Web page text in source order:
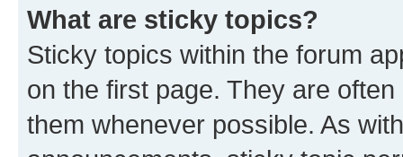
What are sticky topics?
Sticky topics within the forum
on the first page. They are
them whenever possible. As